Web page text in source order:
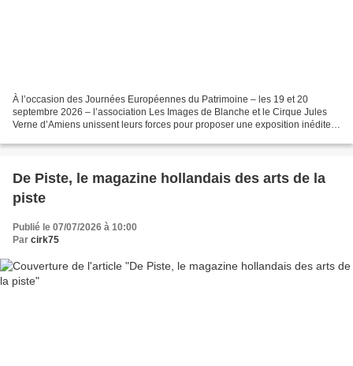
À l’occasion des Journées Européennes du Patrimoine – les 19 et 20
septembre 2026 – l’association Les Images de Blanche et le Cirque Jules
Verne d’Amiens unissent leurs forces pour proposer une exposition inédite.
De Piste, le magazine hollandais des arts de la
piste
Publié le 07/07/2026 à 10:00
Par cirk75